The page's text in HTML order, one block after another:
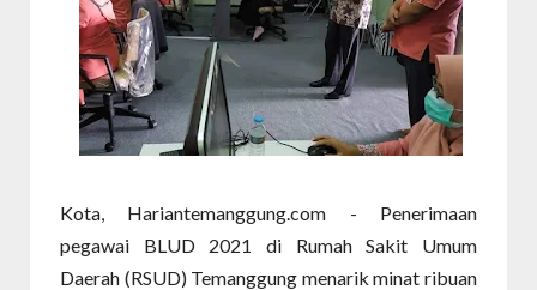
Kota, Hariantemanggung.com - Penerimaan
pegawai BLUD 2021 di Rumah Sakit Umum
Daerah (RSUD) Temanggung menarik minat ribuan